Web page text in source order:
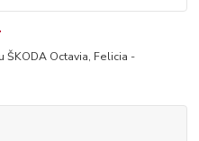
Octavia, Felicia -